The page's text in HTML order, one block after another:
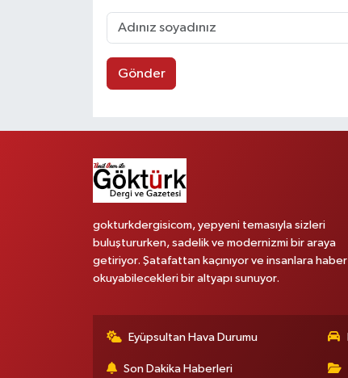
Gönder
gokturkdergisicom, yepyeni temasıyla sizleri
buluştururken, sadelik ve modernizmi bir araya
getiriyor. Şatafattan kaçınıyor ve insanlara haber
okuyabilecekleri bir altyapı sunuyor.
Eyüpsultan Hava Durumu
Son Dakika Haberleri